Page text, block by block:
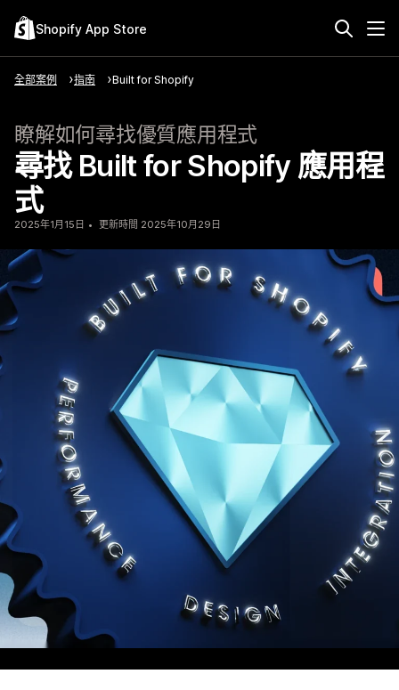
Shopify App Store
全部案例 指南 Built for Shopify
瞭解如何尋找優質應用程式
尋找 Built for Shopify 應用程
式
2025年1月15日 更新時間 2025年10月29日